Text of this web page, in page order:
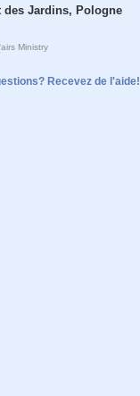
des Jardins, Pologne
Ministry
Recevez de l'aide!